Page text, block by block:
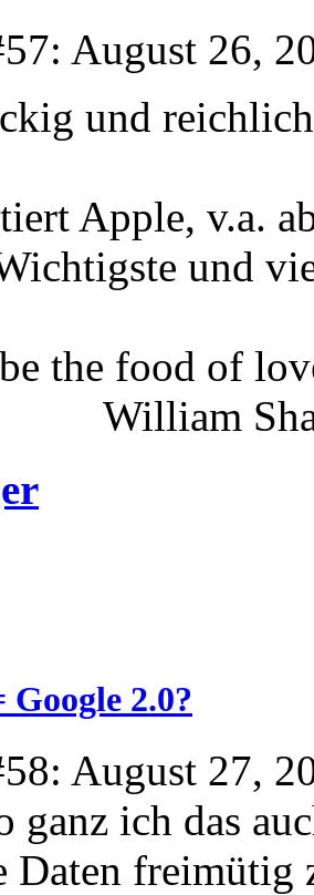
August 26,
und
Apple, v.a.
und
the food of
2.0?
August 27,
ganz ich das
Daten freimütig